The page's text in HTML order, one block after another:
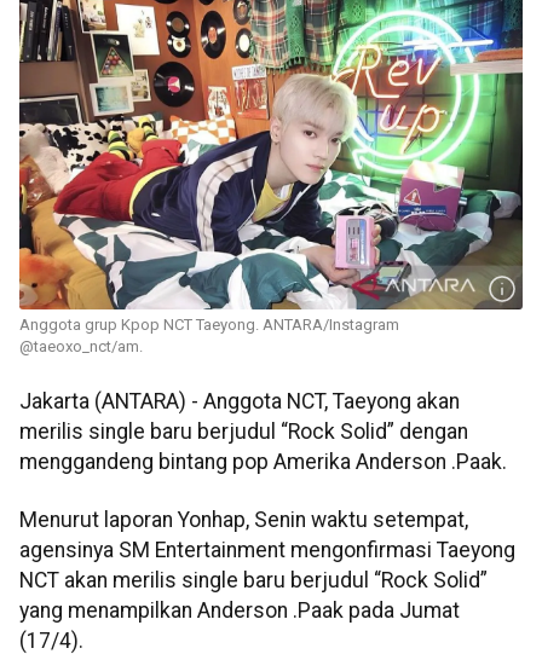
Anggota grup Kpop NCT Taeyong. ANTARA/Instagram
@taeoxo_nct/am.
Jakarta (ANTARA) - Anggota NCT, Taeyong akan
merilis single baru berjudul “Rock Solid” dengan
menggandeng bintang pop Amerika Anderson .Paak.
Menurut laporan Yonhap, Senin waktu setempat,
agensinya SM Entertainment mengonfirmasi Taeyong
NCT akan merilis single baru berjudul “Rock Solid”
yang menampilkan Anderson .Paak pada Jumat
(17/4).